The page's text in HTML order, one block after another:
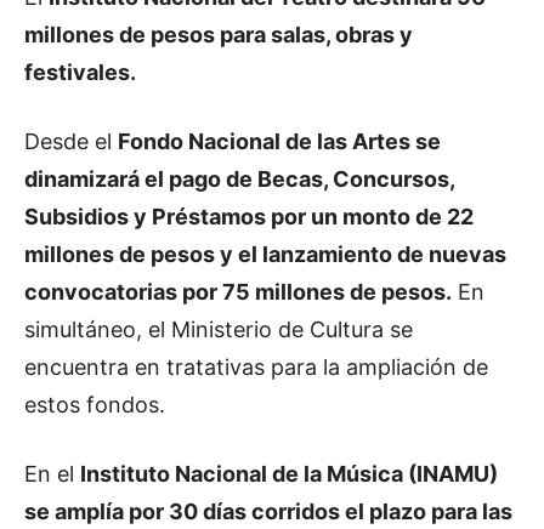
millones de pesos para salas, obras y
festivales.
Desde el Fondo Nacional de las Artes se
dinamizará el pago de Becas, Concursos,
Subsidios y Préstamos por un monto de 22
millones de pesos y el lanzamiento de nuevas
convocatorias por 75 millones de pesos. En
simultáneo, el Ministerio de Cultura se
encuentra en tratativas para la ampliación de
estos fondos.
En el Instituto Nacional de la Música (INAMU)
se amplía por 30 días corridos el plazo para las